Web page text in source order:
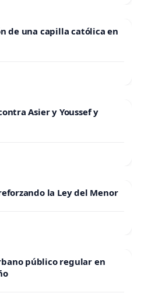
de una capilla católica en
Asier y Youssef y
la Ley del Menor
público regular en